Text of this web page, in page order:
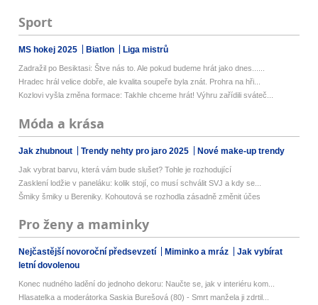
Sport
MS hokej 2025 Biatlon Liga mistrů
Zadražil po Besiktasi: Štve nás to. Ale pokud budeme hrát jako dnes......
Hradec hrál velice dobře, ale kvalita soupeře byla znát. Prohra na hři...
Kozlovi vyšla změna formace: Takhle chceme hrát! Výhru zařídili sváteč...
Móda a krása
Jak zhubnout Trendy nehty pro jaro 2025 Nové make-up trendy
Jak vybrat barvu, která vám bude slušet? Tohle je rozhodující
Zasklení lodžie v paneláku: kolik stojí, co musí schválit SVJ a kdy se...
Šmiky šmiky u Bereniky. Kohoutová se rozhodla zásadně změnit účes
Pro ženy a maminky
Nejčastější novoroční předsevzetí Miminko a mráz
Jak vybírat
letní dovolenou
Konec nudného ladění do jednoho dekoru: Naučte se, jak v interiéru kom...
Hlasatelka a moderátorka Saskia Burešová (80) - Smrt manžela ji zdrtil...